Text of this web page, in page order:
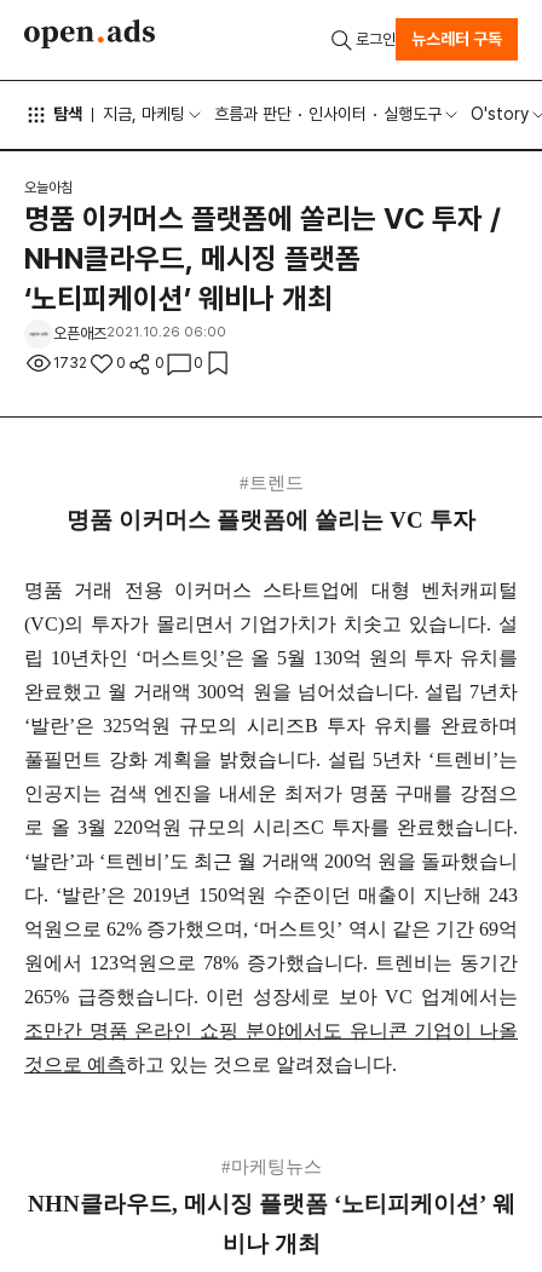
탐색 지금, 마케팅 흐름과 판단 인사이터 실행도구 O'story
로그인 뉴스레터 구독
오늘아침
명품 이커머스 플랫폼에 쏠리는 VC 투자 /
NHN클라우드, 메시징 플랫폼
‘노티피케이션’ 웨비나 개최
오픈애즈2021.10.26 06:00
1732 0 0 0
#트렌드
명품 이커머스 플랫폼에 쏠리는 VC 투자
명품 거래 전용 이커머스 스타트업에 대형 벤처캐피털
(VC)의 투자가 몰리면서 기업가치가 치솟고 있습니다. 설
립 10년차인 ‘머스트잇’은 올 5월 130억 원의 투자 유치를
완료했고 월 거래액 300억 원을 넘어섰습니다. 설립 7년차
‘발란’은 325억원 규모의 시리즈B 투자 유치를 완료하며
풀필먼트 강화 계획을 밝혔습니다. 설립 5년차 ‘트렌비’는
인공지는 검색 엔진을 내세운 최저가 명품 구매를 강점으
로 올 3월 220억원 규모의 시리즈C 투자를 완료했습니다.
‘발란’과 ‘트렌비’도 최근 월 거래액 200억 원을 돌파했습니
다. ‘발란’은 2019년 150억원 수준이던 매출이 지난해 243
억원으로 62% 증가했으며, ‘머스트잇’ 역시 같은 기간 69억
원에서 123억원으로 78% 증가했습니다. 트렌비는 동기간
265% 급증했습니다. 이런 성장세로 보아 VC 업계에서는
조만간 명품 온라인 쇼핑 분야에서도 유니콘 기업이 나올
것으로 예측하고 있는 것으로 알려졌습니다.
#마케팅뉴스
NHN클라우드, 메시징 플랫폼 ‘노티피케이션’ 웨
비나 개최